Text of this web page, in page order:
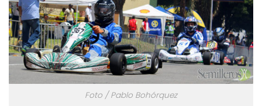
Foto / Pablo Bohórquez